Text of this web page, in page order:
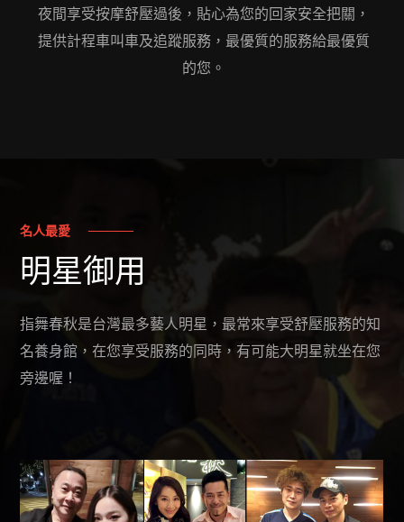
夜間享受按摩舒壓過後，貼心為您的回家安全把關，
提供計程車叫車及追蹤服務，最優質的服務給最優質
的您。
名人最愛
明星御用
指舞春秋是台灣最多藝人明星，最常來享受舒壓服務的知
名養身館，在您享受服務的同時，有可能大明星就坐在您
旁邊喔！